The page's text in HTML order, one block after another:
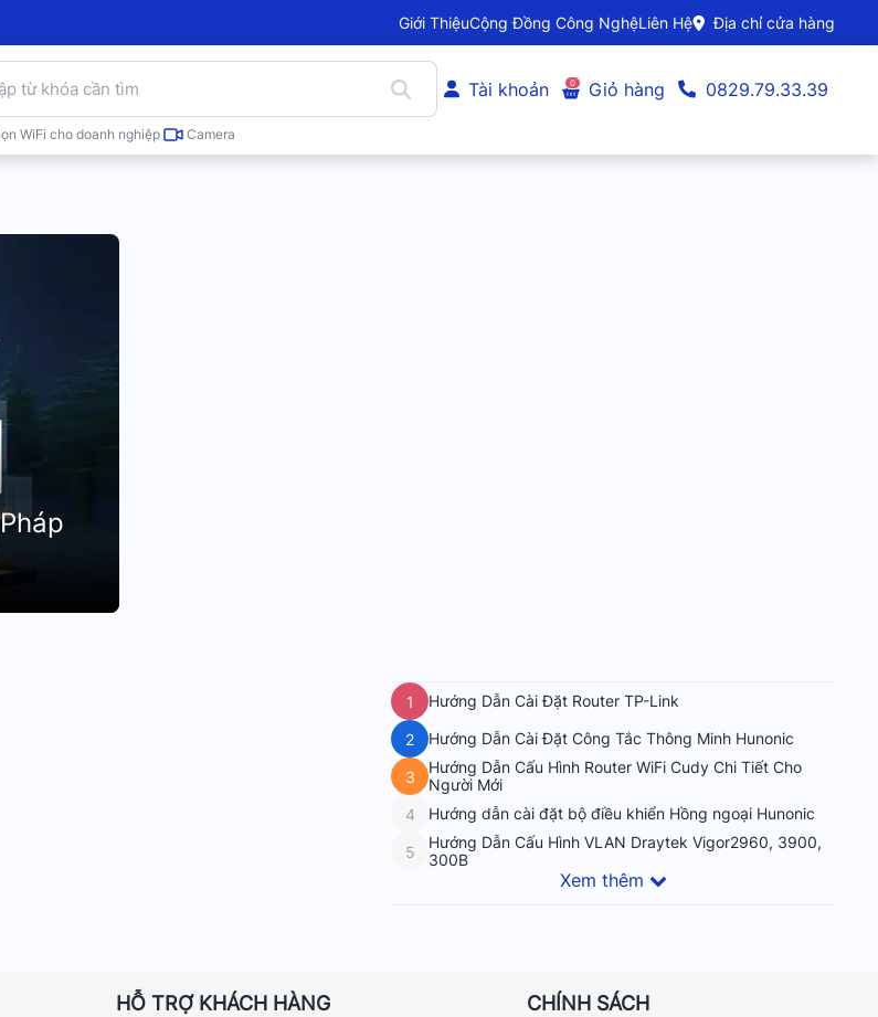
Giới ThiệuCộng Đồng Công NghệLiên Hệ Địa chỉ cửa hàng
WiFi cho doanh nghiệp Camera
Tài khoản 0 Giỏ hàng 0829.79.33.39
1 Hướng Dẫn Cài Đặt Router TP-Link
2 Hướng Dẫn Cài Đặt Công Tắc Thông Minh Hunonic
3
Hướng Dẫn Cấu Hình Router WiFi Cudy Chi Tiết Cho
Người Mới
4
Hướng dẫn cài đặt bộ điều khiển Hồng ngoại Hunonic
5
Hướng Dẫn Cấu Hình VLAN Draytek Vigor2960, 3900,
300B
Xem thêm
HỖ TRỢ KHÁCH HÀNG CHÍNH SÁCH